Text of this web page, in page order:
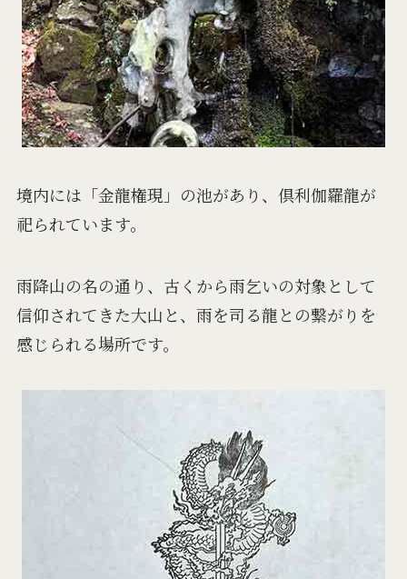
境内には「金龍権現」の池があり、倶利伽羅龍が
祀られています。
雨降山の名の通り、古くから雨乞いの対象として
信仰されてきた大山と、雨を司る龍との繋がりを
感じられる場所です。